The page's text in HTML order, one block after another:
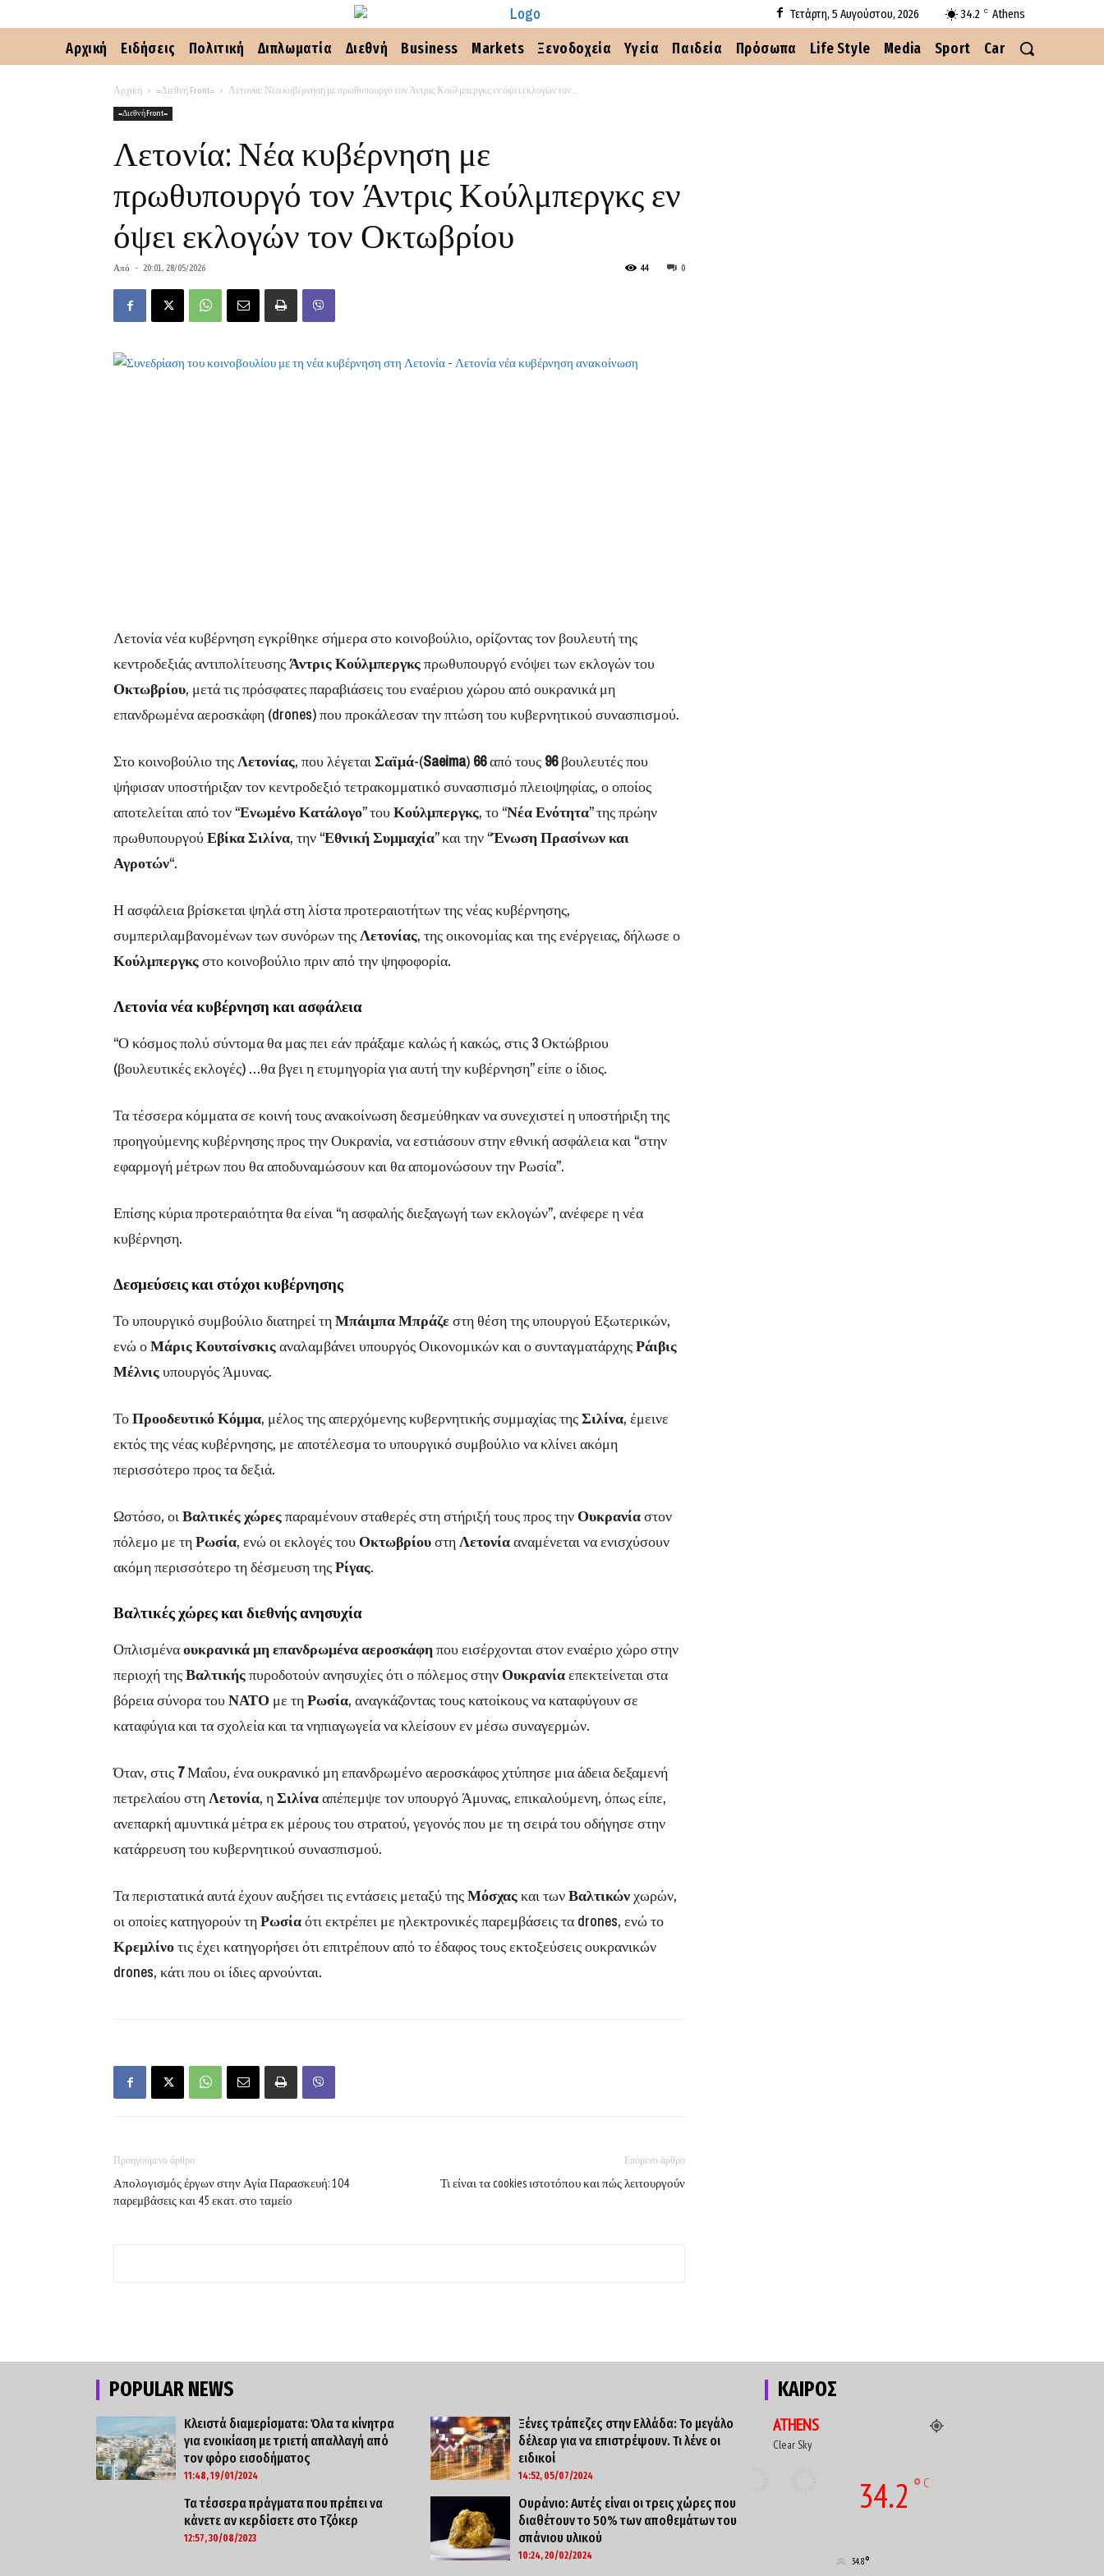
34.2 C Athens
Τετάρτη, 5 Αυγούστου, 2026
Αρχική Ειδήσεις Πολιτική Διπλωματία Διεθνή Business Markets Ξενοδοχεία Υγεία Παιδεία Πρόσωπα Life Style Media Sport Car
Αρχική =Διεθνή Front= Λετονία: Νέα κυβέρνηση με πρωθυπουργό τον Άντρις Κούλμπεργκς εν όψει εκλογών τον...
=Διεθνή Front=
Λετονία: Νέα κυβέρνηση με
πρωθυπουργό τον Άντρις Κούλμπεργκς εν
όψει εκλογών τον Οκτωβρίου
Από - 20:01, 28/05/2026 0
44
Λετονία νέα κυβέρνηση εγκρίθηκε σήμερα στο κοινοβούλιο, ορίζοντας τον βουλευτή της
κεντροδεξιάς αντιπολίτευσηςΆντρις Κούλμπεργκςπρωθυπουργό ενόψει των εκλογών του
Οκτωβρίου, μετά τις πρόσφατες παραβιάσεις του εναέριου χώρου από ουκρανικά μη
επανδρωμένα αεροσκάφη (drones) που προκάλεσαν την πτώση του κυβερνητικού συνασπισμού.
Στο κοινοβούλιο τηςΛετονίας, που λέγεταιΣαϊμά-(Saeima) 66από τους 96βουλευτές που
ψήφισαν υποστήριξαν τον κεντροδεξιό τετρακομματικό συνασπισμό πλειοψηφίας, ο οποίος
αποτελείται από τον “Ενωμένο Κατάλογο” τουΚούλμπεργκς, το “Νέα Ενότητα” της πρώην
πρωθυπουργούΕβίκα Σιλίνα, την “Εθνική Συμμαχία” και την “Ένωση Πρασίνων και
Αγροτών“.
Η ασφάλεια βρίσκεται ψηλά στη λίστα προτεραιοτήτων της νέας κυβέρνησης,
συμπεριλαμβανομένων των συνόρων τηςΛετονίας, της οικονομίας και της ενέργειας, δήλωσε ο
Κούλμπεργκςστο κοινοβούλιο πριν από την ψηφοφορία.
Λετονία νέα κυβέρνηση και ασφάλεια
“Ο κόσμος πολύ σύντομα θα μας πει εάν πράξαμε καλώς ή κακώς, στις 3 Οκτώβριου
(βουλευτικές εκλογές) …θα βγει η ετυμηγορία για αυτή την κυβέρνηση” είπε ο ίδιος.
Τα τέσσερα κόμματα σε κοινή τους ανακοίνωση δεσμεύθηκαν να συνεχιστεί η υποστήριξη της
προηγούμενης κυβέρνησης προς την Ουκρανία, να εστιάσουν στην εθνική ασφάλεια και “στην
εφαρμογή μέτρων που θα αποδυναμώσουν και θα απομονώσουν την Ρωσία”.
Επίσης κύρια προτεραιότητα θα είναι “η ασφαλής διεξαγωγή των εκλογών”, ανέφερε η νέα
κυβέρνηση.
Δεσμεύσεις και στόχοι κυβέρνησης
Το υπουργικό συμβούλιο διατηρεί τηΜπάιμπα Μπράζεστη θέση της υπουργού Εξωτερικών,
ενώ οΜάρις Κουτσίνσκιςαναλαμβάνει υπουργός Οικονομικών και ο συνταγματάρχηςΡάιβις
Μέλνιςυπουργός Άμυνας.
ΤοΠροοδευτικό Κόμμα, μέλος της απερχόμενης κυβερνητικής συμμαχίας τηςΣιλίνα, έμεινε
εκτός της νέας κυβέρνησης, με αποτέλεσμα το υπουργικό συμβούλιο να κλίνει ακόμη
περισσότερο προς τα δεξιά.
Ωστόσο, οιΒαλτικές χώρεςπαραμένουν σταθερές στη στήριξή τους προς την Ουκρανίαστον
πόλεμο με τηΡωσία, ενώ οι εκλογές του ΟκτωβρίουστηΛετονίααναμένεται να ενισχύσουν
ακόμη περισσότερο τη δέσμευση τηςΡίγας.
Βαλτικές χώρες και διεθνής ανησυχία
Οπλισμέναουκρανικά μη επανδρωμένα αεροσκάφηπου εισέρχονται στον εναέριο χώρο στην
περιοχή τηςΒαλτικήςπυροδοτούν ανησυχίες ότι ο πόλεμος στην Ουκρανίαεπεκτείνεται στα
βόρεια σύνορα τουΝΑΤΟ με τηΡωσία, αναγκάζοντας τους κατοίκους να καταφύγουν σε
καταφύγια και τα σχολεία και τα νηπιαγωγεία να κλείσουν εν μέσω συναγερμών.
Όταν, στις 7Μαΐου, ένα ουκρανικό μη επανδρωμένο αεροσκάφος χτύπησε μια άδεια δεξαμενή
πετρελαίου στηΛετονία, ηΣιλίνααπέπεμψε τον υπουργό Άμυνας, επικαλούμενη, όπως είπε,
ανεπαρκή αμυντικά μέτρα εκ μέρους του στρατού, γεγονός που με τη σειρά του οδήγησε στην
κατάρρευση του κυβερνητικού συνασπισμού.
Τα περιστατικά αυτά έχουν αυξήσει τις εντάσεις μεταξύ τηςΜόσχαςκαι τωνΒαλτικώνχωρών,
οι οποίες κατηγορούν τηΡωσίαότι εκτρέπει με ηλεκτρονικές παρεμβάσεις τα drones, ενώ το
Κρεμλίνοτις έχει κατηγορήσει ότι επιτρέπουν από το έδαφος τους εκτοξεύσεις ουκρανικών
drones, κάτι που οι ίδιες αρνούνται.
Προηγούμενο άρθρο
Απολογισμός έργων στην Αγία Παρασκευή: 104
παρεμβάσεις και 45 εκατ. στο ταμείο
Επόμενο άρθρο
Τι είναι τα cookies ιστοτόπου και πώς λειτουργούν
POPULAR NEWS
Κλειστά διαμερίσματα: Όλα τα κίνητρα
για ενοικίαση με τριετή απαλλαγή από
τον φόρο εισοδήματος
11:48, 19/01/2024
Ξένες τράπεζες στην Ελλάδα: Το μεγάλο
δέλεαρ για να επιστρέψουν. Τι λένε οι
ειδικοί
14:52, 05/07/2024
Τα τέσσερα πράγματα που πρέπει να
κάνετε αν κερδίσετε στο Τζόκερ
12:57, 30/08/2023
Ουράνιο: Αυτές είναι οι τρεις χώρες που
διαθέτουν το 50% των αποθεμάτων του
σπάνιου υλικού
10:24, 20/02/2024
ΚΑΙΡΟΣ
ATHENS
Clear Sky
34.2 ° C
34.8°